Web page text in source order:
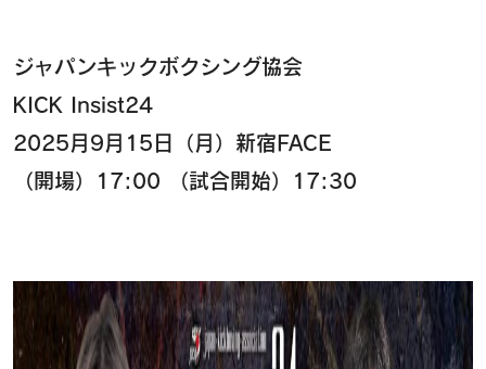
ジャパンキックボクシング協会
KICK Insist24
2025月9月15日（月）新宿FACE
（開場）17:00 （試合開始）17:30